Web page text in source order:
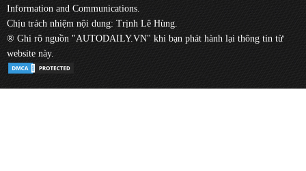
Information and Communications.
Chịu trách nhiệm nội dung: Trịnh Lê Hùng.
® Ghi rõ nguồn "AUTODAILY.VN" khi bạn phát hành lại thông tin từ
website này.